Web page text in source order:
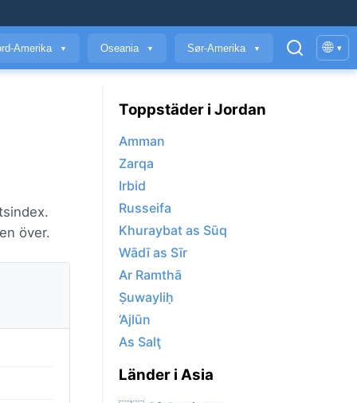
Amerika ▼ Oseania ▼ Sør-Amerika ▼ 🌐 ▾
över.
Toppstäder i Jordan
Amman
Zarqa
Irbid
Russeifa
Khuraybat as Sūq
Wādī as Sīr
Ar Ramthā
Ṣuwayliḥ
‘Ajlūn
As Salţ
Länder i Asia